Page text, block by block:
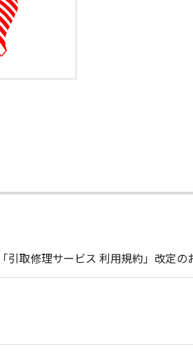
引取修理サービス 利用規約」改定の